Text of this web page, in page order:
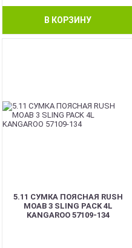
В КОРЗИНУ
5.11 СУМКА ПОЯСНАЯ RUSH
MOAB 3 SLING PACK 4L
KANGAROO 57109-134